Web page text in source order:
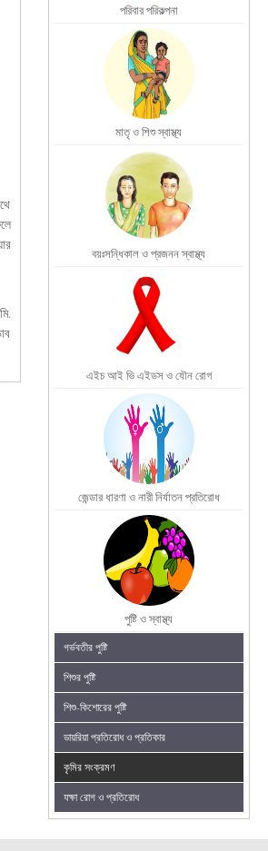
পরিবার পরিকল্পনা
মাতৃ ও শিশু স্বাস্থ্য
বয়ঃসন্ধিকাল ও প্রজনন স্বাস্থ্য
এইচ আই ভি এইডস ও যৌন রোগ
জেন্ডার ধারণা ও নারী নির্যাতন প্রতিরোধ
পুষ্টি ও স্বাস্থ্য
গর্ভবতীর পুষ্টি
শিশুর পুষ্টি
শিশু-কিশোরের পুষ্টি
ডায়রিয়া প্রতিরোধ ও প্রতিকার
কৃমির সংক্রমণ
যক্ষা রোগ ও প্রতিরোধ